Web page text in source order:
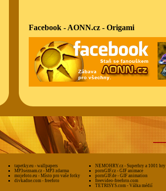
Facebook - AONN.cz - Origami
tapetky.eu - wallpapers
MP3seznam.cz - MP3 zdarma
mojefoto.eu - Místo pro vaše fotky
divkadne.com - freefoto
NEMOHRY.cz - Superhry a 1001 hry
pornGIF.cz - GIF animace
pornGIF.de - GIF animation
freevideo-freefoto.com
TETRISYS.com - Válka médií